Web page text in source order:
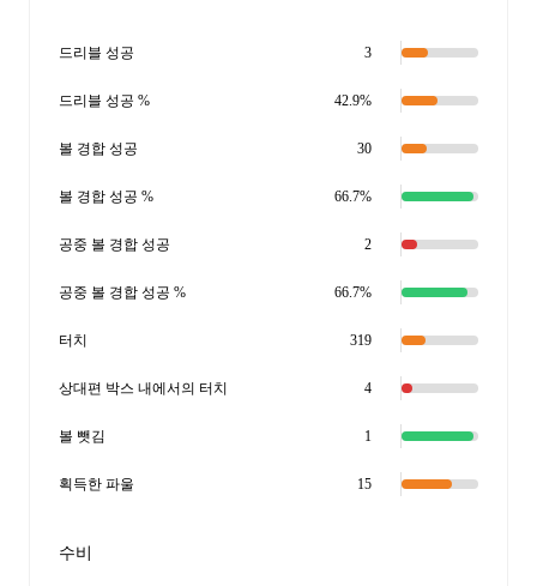
드리블 성공 3
드리블 성공 % 42.9%
볼 경합 성공 30
볼 경합 성공 % 66.7%
공중 볼 경합 성공 2
공중 볼 경합 성공 % 66.7%
터치 319
상대편 박스 내에서의 터치 4
볼 뺏김 1
획득한 파울 15
수비